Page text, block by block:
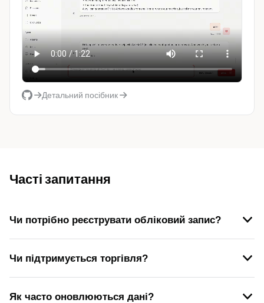
Детальний посібник
Часті запитання
Чи потрібно реєструвати обліковий запис?
Чи підтримується торгівля?
Як часто оновлюються дані?